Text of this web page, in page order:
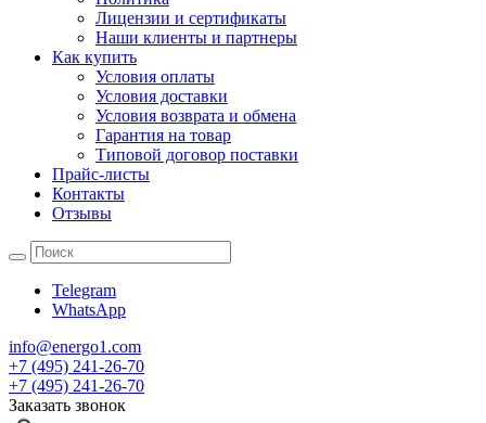
Лицензии и сертификаты
Наши клиенты и партнеры
Как купить
Условия оплаты
Условия доставки
Условия возврата и обмена
Гарантия на товар
Типовой договор поставки
Прайс-листы
Контакты
Отзывы
Telegram
WhatsApp
info@energo1.com
+7 (495) 241-26-70
+7 (495) 241-26-70
Заказать звонок